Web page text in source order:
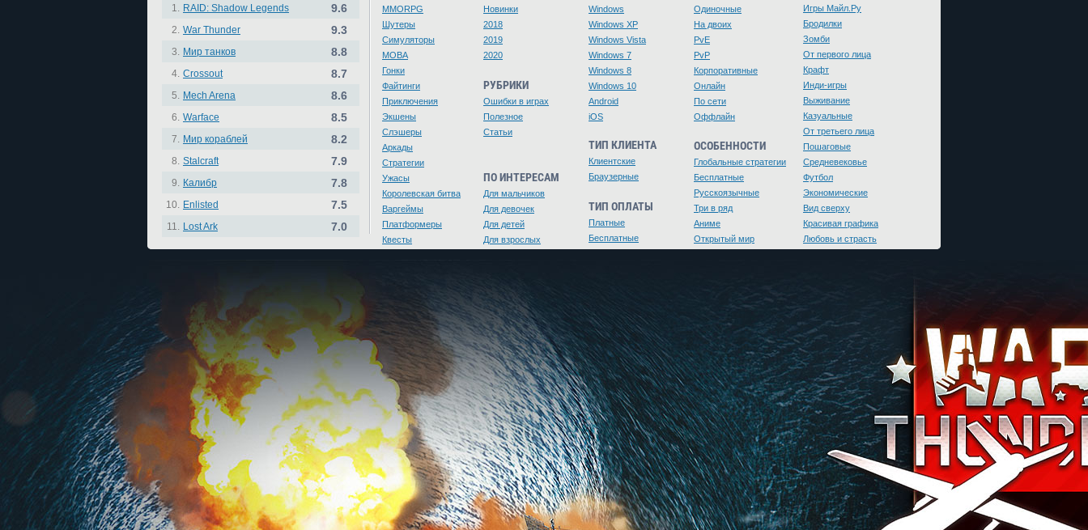
1. RAID: Shadow Legends 9.6
2. War Thunder 9.3
3. Мир танков 8.8
4. Crossout 8.7
5. Mech Arena 8.6
6. Warface 8.5
7. Мир кораблей 8.2
8. Stalcraft 7.9
9. Калибр 7.8
10. Enlisted 7.5
11. Lost Ark 7.0
MMORPG
Шутеры
Симуляторы
MOBA
Гонки
Файтинги
Приключения
Экшены
Слэшеры
Аркады
Стратегии
Ужасы
Королевская битва
Варгеймы
Платформеры
Квесты
Новинки
2018
2019
2020
РУБРИКИ
Ошибки в играх
Полезное
Статьи
ПО ИНТЕРЕСАМ
Для мальчиков
Для девочек
Для детей
Для взрослых
Windows
Windows XP
Windows Vista
Windows 7
Windows 8
Windows 10
Android
iOS
ТИП КЛИЕНТА
Клиентские
Браузерные
ТИП ОПЛАТЫ
Платные
Бесплатные
Одиночные
На двоих
PvE
PvP
Корпоративные
Онлайн
По сети
Оффлайн
ОСОБЕННОСТИ
Глобальные стратегии
Бесплатные
Русскоязычные
Три в ряд
Аниме
Открытый мир
Игры Майл.Ру
Бродилки
Зомби
От первого лица
Крафт
Инди-игры
Выживание
Казуальные
От третьего лица
Пошаговые
Средневековье
Футбол
Экономические
Вид сверху
Красивая графика
Любовь и страсть